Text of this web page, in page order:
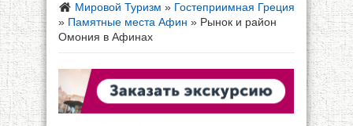
Мировой Туризм » Гостеприимная Греция
» Памятные места Афин » Рынок и район
Омония в Афинах